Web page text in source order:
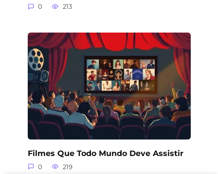
0 213
Filmes Que Todo Mundo Deve Assistir
0 219